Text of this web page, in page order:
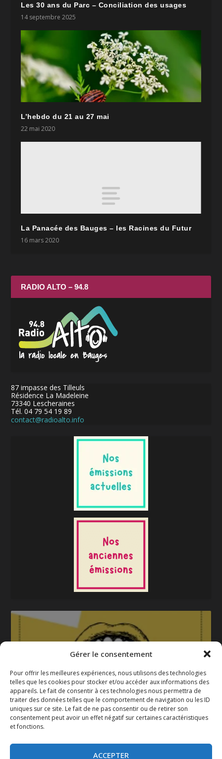
Gérer le consentement
Pour offrir les meilleures expériences, nous utilisons des technologies
telles que les cookies pour stocker et/ou accéder aux informations des
appareils. Le fait de consentir à ces technologies nous permettra de
traiter des données telles que le comportement de navigation ou les ID
uniques sur ce site. Le fait de ne pas consentir ou de retirer son
consentement peut avoir un effet négatif sur certaines caractéristiques
et fonctions.
ACCEPTER
Les 30 ans du Parc – Conciliation des usages
14 septembre 2025
L’hebdo du 21 au 27 mai
22 mai 2020
La Panacée des Bauges – les Racines du Futur
16 mars 2020
RADIO ALTO – 94.8
87 impasse des Tilleuls
Résidence La Madeleine
73340 Lescheraines
Tél. 04 79 54 19 89
contact@radioalto.info
La gazette 2025-2026